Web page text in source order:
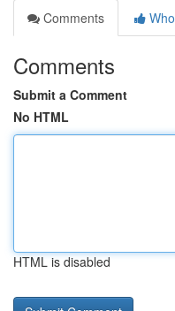
Comments
Comments
Submit a Comment
No HTML
HTML is disabled